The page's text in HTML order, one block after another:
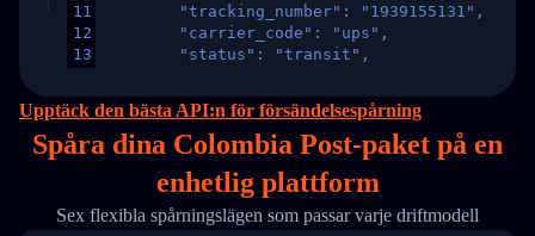
11
12
13
16
17
21
        "tracking_number": "1939155131",
        "carrier_code": "ups",
        "status": "transit",
        "itemTimeLength": 2,
        "weblink": "",
        "trackinfo": [
          {
            "Date": "2017-03-08 04: 22: 00",
Upptäck den bästa API:n för försändelsespårning
Spåra dina Colombia Post-paket på en
enhetlig plattform
Sex flexibla spårningslägen som passar varje driftmodell